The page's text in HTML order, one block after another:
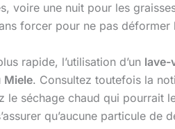
voire une nuit pour les
forcer pour ne pas
rapide, l’utilisation d’un lave-
Miele. Consultez toutefois la
le séchage chaud qui pourrait
qu’aucune particule de